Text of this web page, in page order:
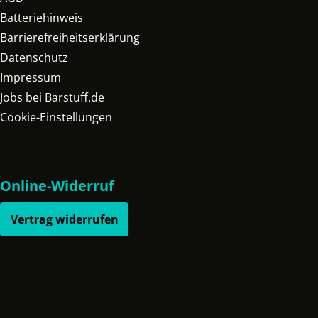
Batteriehinweis
Barrierefreiheitserklärung
Datenschutz
Impressum
Jobs bei Barstuff.de
Cookie-Einstellungen
Online-Widerruf
Vertrag widerrufen